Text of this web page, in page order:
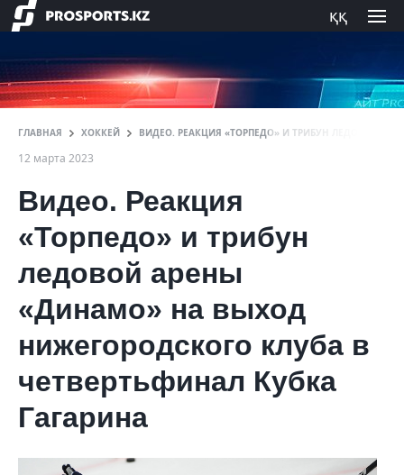
ққ
ГЛАВНАЯ ХОККЕЙ ВИДЕО. РЕАКЦИЯ «ТОРПЕДО» И ТРИБУН ЛЕДОВОЙ
12 марта 2023
Видео. Реакция
«Торпедо» и трибун
ледовой арены
«Динамо» на выход
нижегородского клуба в
четвертьфинал Кубка
Гагарина